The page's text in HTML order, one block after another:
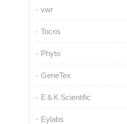
vwr
Tocris
Phyto
GeneTex
E＆K Scientific
Eylabs